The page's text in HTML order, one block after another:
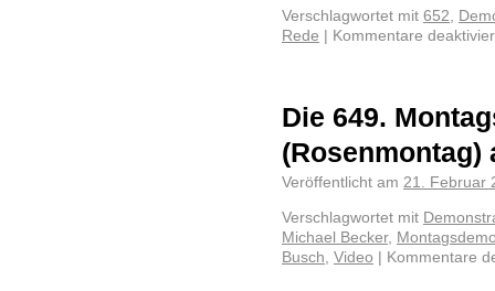
Verschlagwortet mit 652,
Rede
Kommentare
Die 649.
(Rosenmontag)
Veröffentlicht am 21. Februar
Verschlagwortet mit
Michael Becker,
Busch, Video Kommentare